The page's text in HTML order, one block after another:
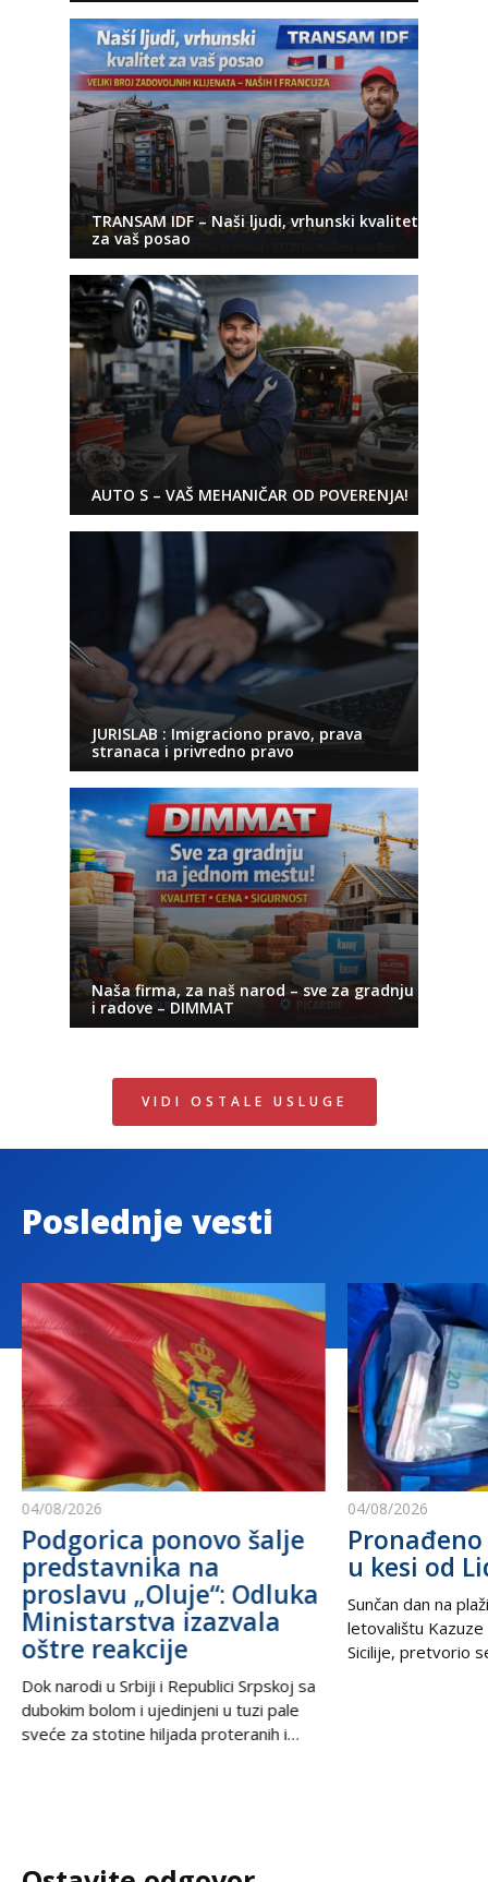
TRANSAM IDF – Naši ljudi, vrhunski kvalitet
za vaš posao
AUTO S – VAŠ MEHANIČAR OD POVERENJA!
JURISLAB : Imigraciono pravo, prava
stranaca i privredno pravo
Naša firma, za naš narod – sve za gradnju
i radove – DIMMAT
VIDI OSTALE USLUGE
Poslednje vesti
04/08/2026
Podgorica ponovo šalje
predstavnika na
proslavu „Oluje“: Odluka
Ministarstva izazvala
oštre reakcije
Dok narodi u Srbiji i Republici Srpskoj sa
dubokim bolom i ujedinjeni u tuzi pale
sveće za stotine hiljada proteranih i
04/08/2026
Pronađeno
u kesi od
Sunčan dan na
letovalištu Kazuze
Sicilije, pretvorio